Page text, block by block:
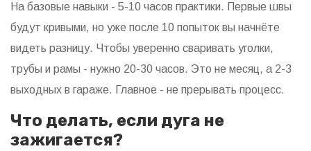
На базовые навыки - 5-10 часов практики. Первые швы
будут кривыми, но уже после 10 попыток вы начнёте
видеть разницу. Чтобы уверенно сваривать уголки,
трубы и рамы - нужно 20-30 часов. Это не месяц, а 2-3
выходных в гараже. Главное - не прерывать процесс.
Что делать, если дуга не
зажигается?